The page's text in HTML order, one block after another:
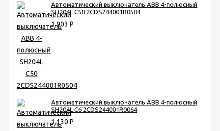
Автоматический выключатель ABB 4-полюсный
SH204L C50 2CDS244001R0504
1 903 Р
Автоматический выключатель ABB 4-полюсный
SH204L C6 2CDS244001R0064
1 130 Р